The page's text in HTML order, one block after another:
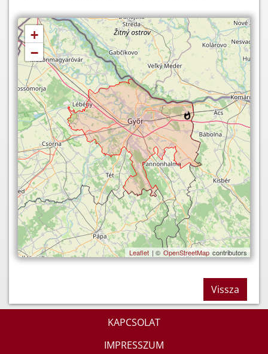
+
−
Leaflet | © OpenStreetMap contributors
Vissza
KAPCSOLAT
IMPRESSZUM